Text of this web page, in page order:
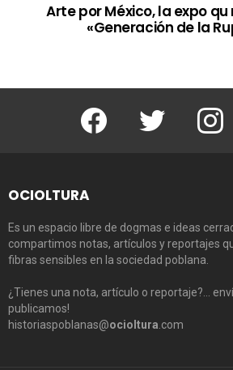
Arte por México, la expo
«Generación de la
Facebook Twitter
OCIOLTURA
Es un espacio libre de dogmas e ideas
compartimos notas, artículos y reportajes
fibras sensibles en la sociedad poblana.
¿Tienes una nota, artículo o reportaje?…
publicamos!
historiaspoblanas@ocioltura .com